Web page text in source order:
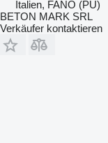
Italien, FANO (PU)
BETON MARK SRL
Verkäufer kontaktieren